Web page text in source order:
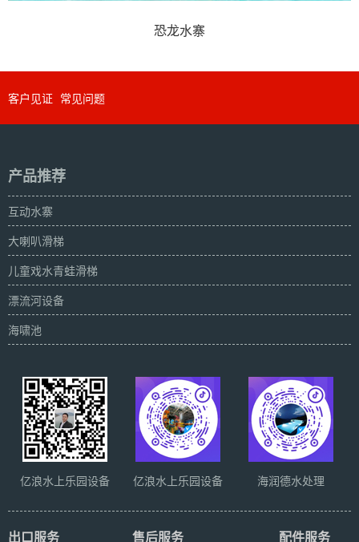
客户见证 常见问题
产品推荐
互动水寨
大喇叭滑梯
儿童戏水青蛙滑梯
漂流河设备
海啸池
亿浪水上乐园设备 亿浪水上乐园设备 海润德水处理
出口服务 售后服务 配件服务